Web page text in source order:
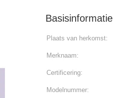
Basisinformatie
Plaats van herkomst:
Merknaam:
Certificering:
Modelnummer: